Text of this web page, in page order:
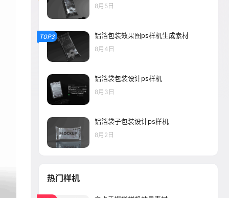
8月5日
TOP3 铝箔包装效果图ps样机生成素材
8月4日
铝箔袋包装设计ps样机
8月3日
铝箔袋子包装设计ps样机
8月2日
热门样机